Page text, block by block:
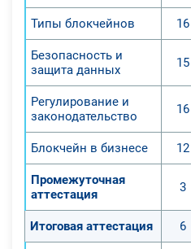
Типы блокчейнов 16
Безопасность и
защита данных
15
Регулирование и
законодательство
16
Блокчейн в бизнесе 12
Промежуточная
аттестация
3
Итоговая аттестация 6